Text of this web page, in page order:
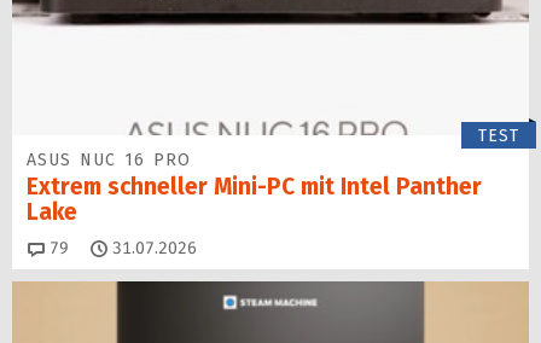
TEST
ASUS NUC 16 PRO
Extrem schneller Mini-PC mit Intel Panther
Lake
79 Kommentare
31.07.2026